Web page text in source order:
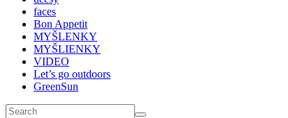
faces
Bon Appetit
MYŠLENKY
MYŠLIENKY
VIDEO
Let’s go outdoors
GreenSun